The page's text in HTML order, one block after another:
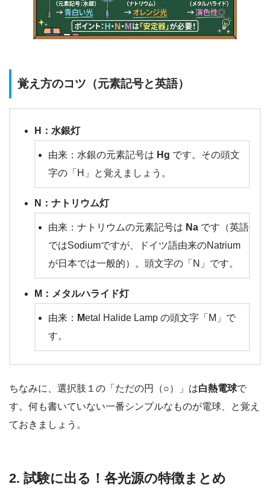
覚え方のコツ（元素記号と英語）
H：水銀灯
由来：水銀の元素記号は Hg です。その頭文
字の「H」と覚えましょう。
N：ナトリウム灯
由来：ナトリウムの元素記号は Naです（英語
ではSodiumですが、ドイツ語由来のNatrium
が日本では一般的）。頭文字の「N」です。
M：メタルハライド灯
由来： Metal Halide Lamp の頭文字「M」で
す。
ちなみに、選択肢１の「ただの円（○）」は白熱電球で
す。何も書いていない一番シンプルなものが電球、と覚え
ておきましょう。
2. 試験に出る！各光源の特徴まとめ